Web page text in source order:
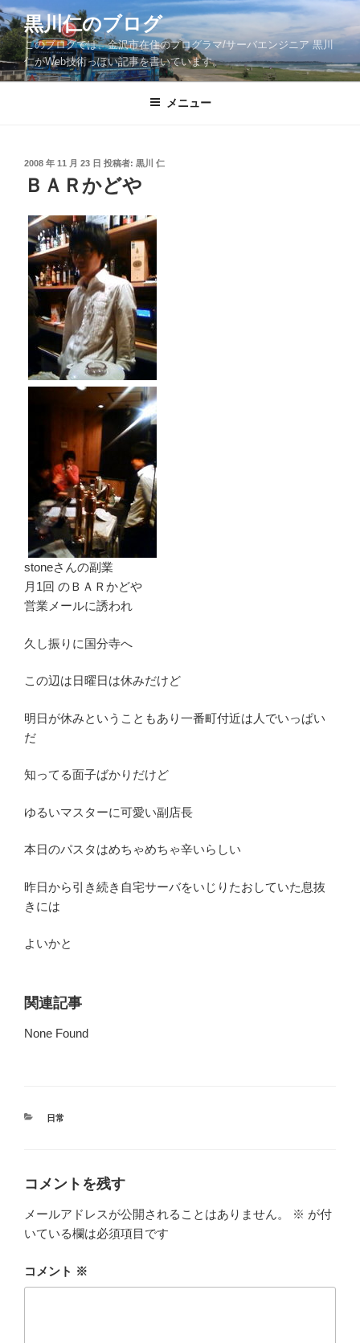
コ
ン
テ
ン
ツ
黒川仁のブログ
このブログでは、金沢市在住のプログラマ/サーバエンジニア 黒川
仁がWeb技術っぽい記事を書いています。
メニュー
投
稿
日:
2008 年 11 月 23 日 投稿者: 黒川 仁
ＢＡＲかどや
stoneさんの副業
月1回 のＢＡＲかどや
営業メールに誘われ
久し振りに国分寺へ
この辺は日曜日は休みだけど
明日が休みということもあり一番町付近は人でいっぱい
だ
知ってる面子ばかりだけど
ゆるいマスターに可愛い副店長
本日のパスタはめちゃめちゃ辛いらしい
昨日から引き続き自宅サーバをいじりたおしていた息抜
きには
よいかと
関連記事
None Found
カ
日常
コメントを残す
メールアドレスが公開されることはありません。 ※ が付
いている欄は必須項目です
コメント ※